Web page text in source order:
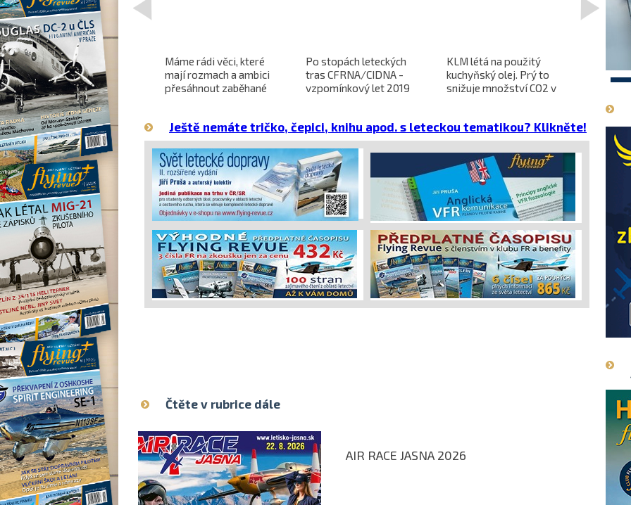
Projekt nadzvukového
letounu X-59 QueSST
směřuje k prvnímu letu
Máme rádi věci, které
mají rozmach a ambici
přesáhnout zaběhané
Po stopách leteckých
tras CFRNA/CIDNA -
vzpomínkový let 2019
KLM létá na použitý
kuchyňský olej. Prý to
snižuje množství CO2 v
L-610
projekt
cena
Ještě nemáte tričko, čepici, knihu apod. s leteckou tematikou? Klikněte!
Čtěte v rubrice dále
AIR RACE JASNA 2026
1